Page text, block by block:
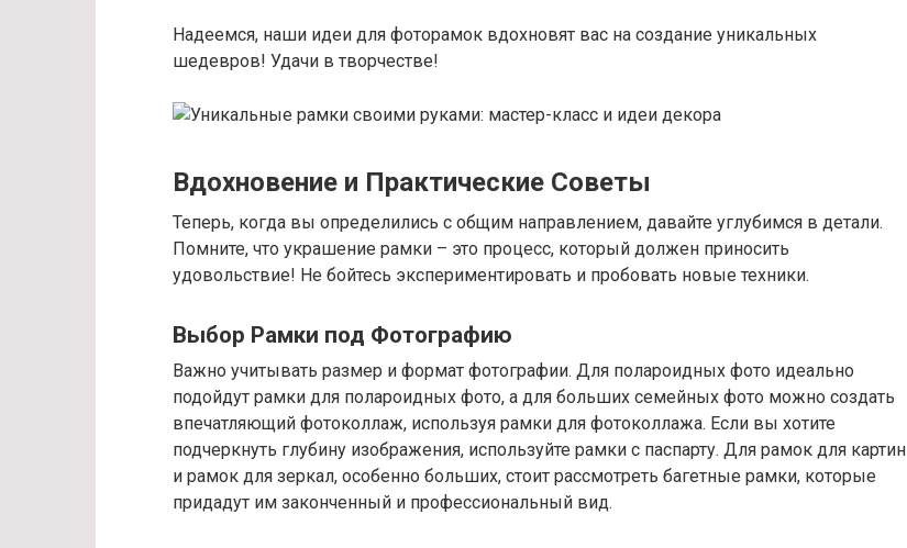
Надеемся, наши идеи для фоторамок вдохновят вас на создание уникальных
шедевров! Удачи в творчестве!
Вдохновение и Практические Советы
Теперь, когда вы определились с общим направлением, давайте углубимся в детали.
Помните, что украшение рамки – это процесс, который должен приносить
удовольствие! Не бойтесь экспериментировать и пробовать новые техники.
Выбор Рамки под Фотографию
Важно учитывать размер и формат фотографии. Для полароидных фото идеально
подойдут рамки для полароидных фото, а для больших семейных фото можно создать
впечатляющий фотоколлаж, используя рамки для фотоколлажа. Если вы хотите
подчеркнуть глубину изображения, используйте рамки с паспарту. Для рамок для картин
и рамок для зеркал, особенно больших, стоит рассмотреть багетные рамки, которые
придадут им законченный и профессиональный вид.